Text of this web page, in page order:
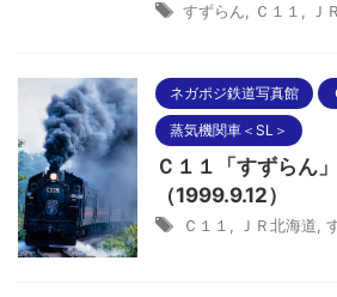
すずらん Ｃ１１ Ｊ
ネガポジ鉄道写真館
蒸気機関車＜SL＞
Ｃ１１「すずらん
（1999.9.12）
Ｃ１１ ＪＲ北海道